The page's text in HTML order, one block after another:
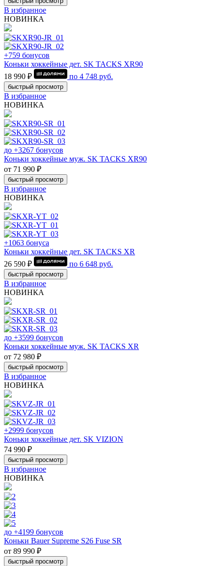
В избранное
НОВИНКА
+759 бонусов
Коньки хоккейные дет. SK TACKS XR90
18 990 ₽
по 4 748 руб.
быстрый просмотр
В избранное
НОВИНКА
до +3267 бонусов
Коньки хоккейные муж. SK TACKS XR90
от 71 990 ₽
быстрый просмотр
В избранное
НОВИНКА
+1063 бонуса
Коньки хоккейные дет. SK TACKS XR
26 590 ₽
по 6 648 руб.
быстрый просмотр
В избранное
НОВИНКА
до +3599 бонусов
Коньки хоккейные муж. SK TACKS XR
от 72 980 ₽
быстрый просмотр
В избранное
НОВИНКА
+2999 бонусов
Коньки хоккейные дет. SK VIZION
74 990 ₽
быстрый просмотр
В избранное
НОВИНКА
до +4199 бонусов
Коньки Bauer Supreme S26 Fuse SR
от 89 990 ₽
быстрый просмотр